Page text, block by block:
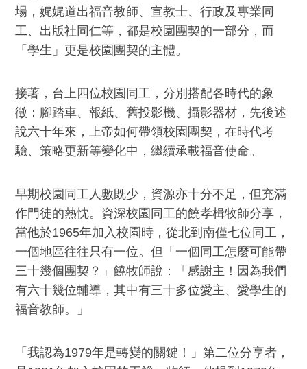
場，娓娓道出福音教師、宣教士、行政及專業同
工、出版社同仁等，都是校園團契的一部分，而
「學生」更是校園團契的主體。
接著，台上四位校園同工，分別搭配各時代的象
徵：腳踏車、報紙、舊投影機、攝影器材，先後述
說六十年來，上帝如何帶領校園團契，在時代考
驗、策略更新等變化中，繼續承載福音使命。
早期校園同工人數既少，資源亦十分不足，但充滿
作門徒的熱忱。資深校園同工的饒孝楫牧師分享，
當他於1965年加入校園時，從北到南僅七位同工，
一個地區往往只有一位。但「一個同工怎麼可能帶
三十幾個團契？」饒牧師說：「感謝主！因為我們
有六十幾位輔導，其中有三十多位愛主、愛學生的
福音教師。」
「我認為1979年是轉變的關鍵！」第二位分享者，